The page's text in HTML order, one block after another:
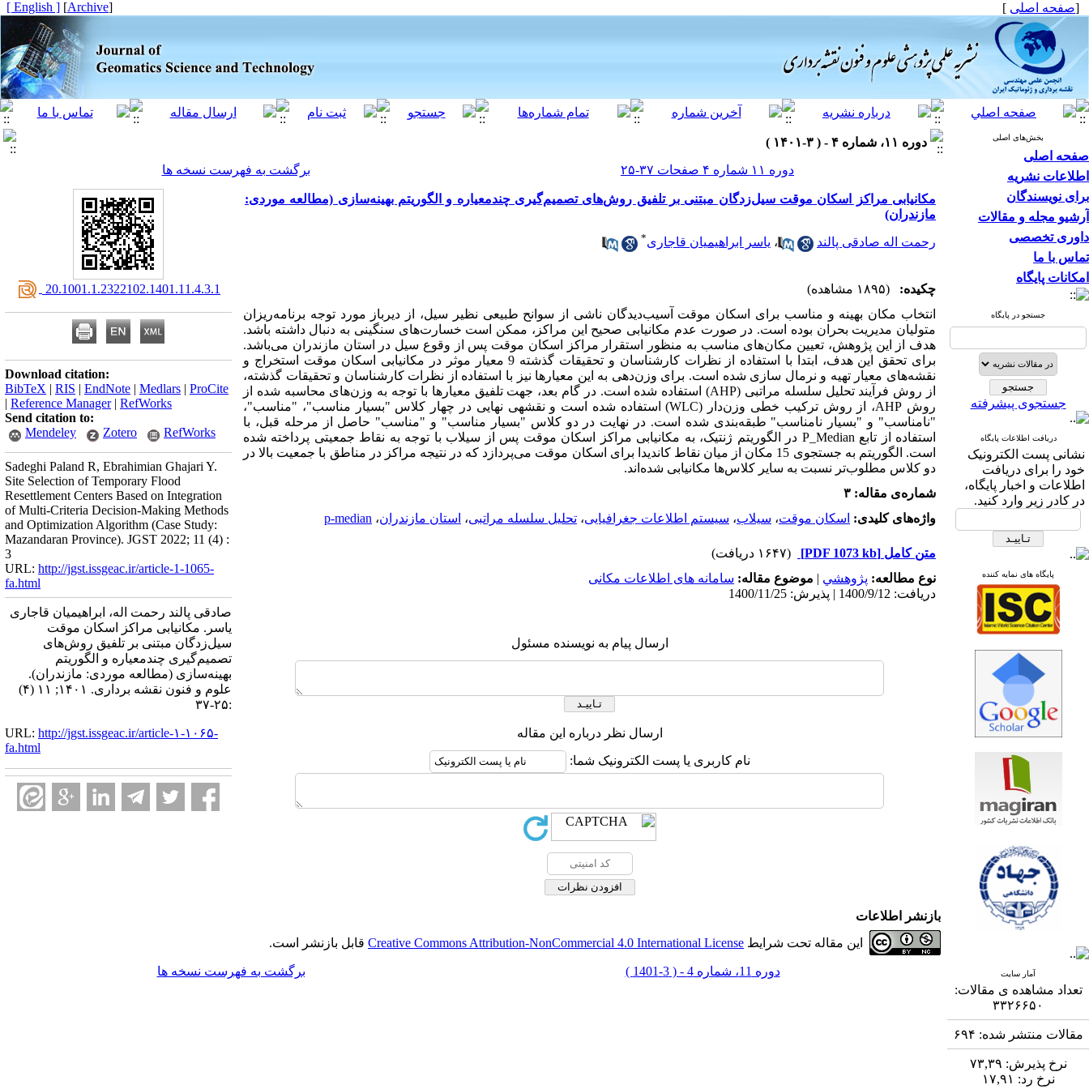
[صفحه اصلی ]
[
Archive
]
[ English ]
بخش‌های اصلی
صفحه اصلی
اطلاعات نشریه
برای نویسندگان
آرشیو مجله و مقالات
داوری تخصصی
تماس با ما
امکانات پایگاه
جستجو در پایگاه
جستجوی پیشرفته
دریافت اطلاعات پایگاه
نشانی پست الکترونیک
خود را برای دریافت
اطلاعات و اخبار پایگاه،
در کادر زیر وارد کنید.
پایگاه های نمایه کننده
آمار سایت
تعداد مشاهده ی مقالات:
۳۳۲۶۶۵۰
مقالات منتشر شده: ۶۹۴
نرخ پذیرش: ۷۳,۳۹
نرخ رد: ۱۷,۹۱
دوره ۱۱، شماره ۴ - ( ۳-۱۴۰۱ )
دوره ۱۱ شماره ۴ صفحات ۳۷-۲۵
برگشت به فهرست نسخه ها
مکانیابی مراکز اسکان موقت سیل‌زدگان مبتنی بر تلفیق روش‌های تصمیم‌گیری چندمعیاره و الگوریتم بهینه‌سازی (مطالعه موردی:
مازندران)
رحمت اله صادقی پالند ، یاسر ابراهیمیان قاجاری*
چکیده:
(۱۸۹۵ مشاهده)
انتخاب مکان بهینه و مناسب برای اسکان موقت آسیب‌دیدگان ناشی از سوانح طبیعی نظیر سیل، از دیرباز مورد توجه برنامه‌ریزان
متولیان مدیریت بحران بوده است. در صورت عدم مکانیابی صحیح این مراکز، ممکن است خسارت‌های سنگینی به دنبال داشته باشد.
هدف از این پژوهش، تعیین مکان‌های مناسب به منظور استقرار مراکز اسکان موقت پس از وقوع سیل در استان مازندران می‌باشد.
برای تحقق این هدف، ابتدا با استفاده از نظرات کارشناسان و تحقیقات گذشته 9 معیار موثر در مکانیابی اسکان موقت استخراج و
نقشه‌های معیار تهیه و نرمال سازی شده است. برای وزن‌دهی به این معیارها نیز با استفاده از نظرات کارشناسان و تحقیقات گذشته،
از روش فرآیند تحلیل سلسله مراتبی (AHP) استفاده شده است. در گام بعد، جهت تلفیق معیارها با توجه به وزن‌های محاسبه شده از
روش AHP، از روش ترکیب خطی وزن‌دار (WLC) استفاده شده است و نقشهی نهایی در چهار کلاس "بسیار مناسب"، "مناسب"،
"نامناسب" و "بسیار نامناسب" طبقه‌بندی شده است. در نهایت در دو کلاس "بسیار مناسب" و "مناسب" حاصل از مرحله قبل، با
استفاده از تابع P_Median در الگوریتم ژنتیک، به مکانیابی مراکز اسکان موقت پس از سیلاب با توجه به نقاط جمعیتی پرداخته شده
است. الگوریتم به جستجوی 15 مکان از میان نقاط کاندیدا برای اسکان موقت می‌پردازد که در نتیجه مراکز در مناطق با جمعیت بالا در
دو کلاس مطلوب‌تر نسبت به سایر کلاس‌ها مکانیابی شده‌اند.
شماره‌ی مقاله: ۳
واژه‌های کلیدی: اسکان موقت، سیلاب، سیستم اطلاعات جغرافیایی، تحلیل سلسله مراتبی، استان مازندران، p-median
متن کامل [PDF 1073 kb]
(۱۶۴۷ دریافت)
نوع مطالعه: پژوهشي | موضوع مقاله: سامانه های اطلاعات مکانی
دریافت: 1400/9/12 | پذیرش: 1400/11/25
ارسال پیام به نویسنده مسئول
ارسال نظر درباره این مقاله
نام کاربری یا پست الکترونیک شما:
‎ 20.1001.1.2322102.1401.11.4.3.1
Download citation:
BibTeX | RIS | EndNote | Medlars | ProCite
| Reference Manager| RefWorks
Send citation to:
Mendeley
Zotero RefWorks
Sadeghi Paland R, Ebrahimian Ghajari Y.
Site Selection of Temporary Flood
Resettlement Centers Based on Integration
of Multi-Criteria Decision-Making Methods
and Optimization Algorithm (Case Study:
Mazandaran Province). JGST 2022; 11 (4) :
3
URL: http://jgst.issgeac.ir/article-1-1065-
fa.html
صادقی پالند رحمت اله، ابراهیمیان قاجاری
یاسر. مکانیابی مراکز اسکان موقت
سیل‌زدگان مبتنی بر تلفیق روش‌های
تصمیم‌گیری چندمعیاره و الگوریتم
بهینه‌سازی (مطالعه موردی: مازندران).
علوم و فنون نقشه برداری. ۱۴۰۱; ۱۱ (۴)
:۲۵-۳۷
URL: http://jgst.issgeac.ir/article-۱-۱۰۶۵-
fa.html
بازنشر اطلاعات
این مقاله تحت شرایط Creative Commons Attribution-NonCommercial 4.0 International License قابل بازنشر است.
دوره 11، شماره 4 - ( 3-1401 ) برگشت به فهرست نسخه ها